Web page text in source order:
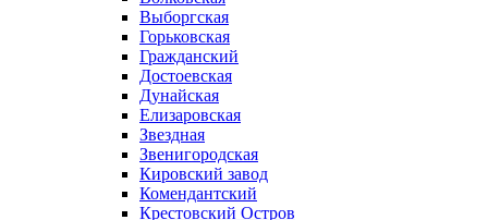
Выборгская
Горьковская
Гражданский
Достоевская
Дунайская
Елизаровская
Звездная
Звенигородская
Кировский завод
Комендантский
Крестовский Остров